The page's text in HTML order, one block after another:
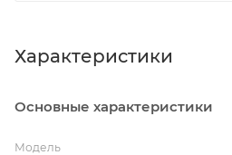
Характеристики
Основные характеристики
Модель